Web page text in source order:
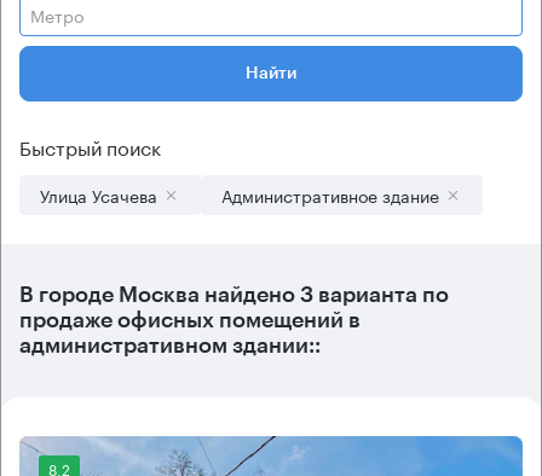
Метро
Найти
Быстрый поиск
Улица Усачева Административное здание
В городе Москва найдено 3 варианта по
продаже офисных помещений в
административном здании::
8.2